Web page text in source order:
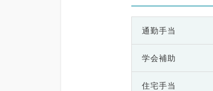
通勤手当
学会補助
住宅手当